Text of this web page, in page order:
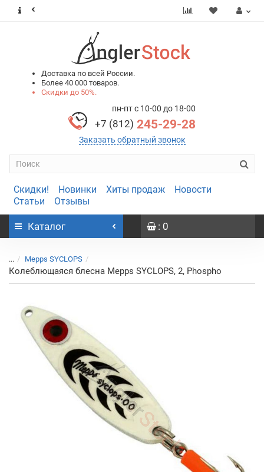
Доставка по всей России.
Более 40 000 товаров.
Скидки до 50%.
пн-пт с 10-00 до 18-00
+7 (812) 245-29-28
Заказать обратный звонок
Скидки! Новинки Хиты продаж
Новости
Статьи
Отзывы
Каталог : 0
... Mepps SYCLOPS
Колеблющаяся блесна Mepps SYCLOPS, 2, Phospho